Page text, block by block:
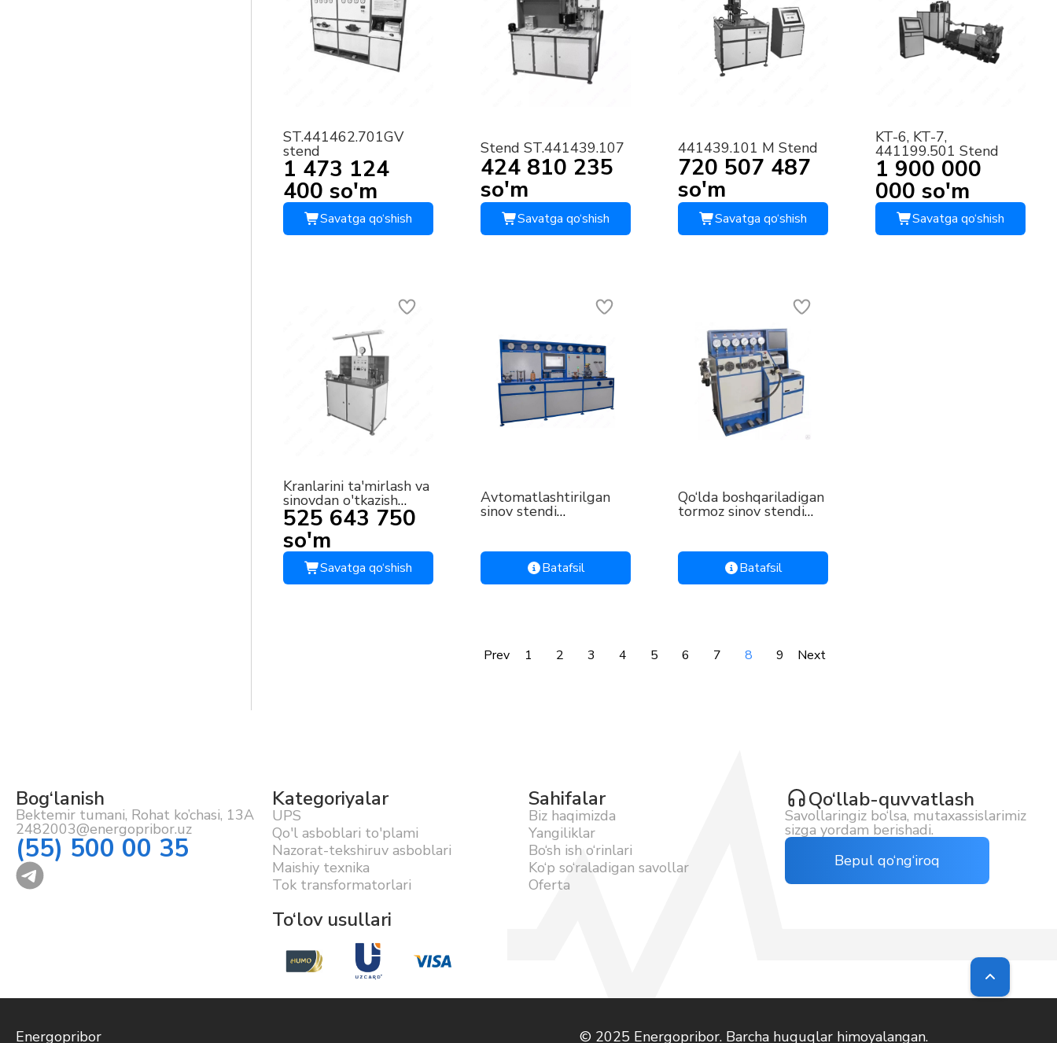
ST.441462.701GV
stend
1 473 124
400 so'm
Savatga qo‘shish
Stend ST.441439.107
424 810 235
so'm
Savatga qo‘shish
441439.101 M Stend
720 507 487
so'm
Savatga qo‘shish
KT-6, KT-7,
441199.501 Stend
1 900 000
000 so'm
Savatga qo‘shish
Kranlarini ta'mirlash va
sinovdan o'tkazish
uchun stend
TT.441419.702
525 643 750
so'm
Savatga qo‘shish
Avtomatlashtirilgan
sinov stendi
Batafsil
Qo‘lda boshqariladigan
tormoz sinov stendi
Batafsil
Prev 1 2 3 4 5 6 7 8 9 Next
Bog‘lanish
Bektemir tumani, Rohat ko’chasi, 13A
2482003@energopribor.uz
(55) 500 00 35
Kategoriyalar
UPS
Qo'l asboblari to'plami
Nazorat-tekshiruv asboblari
Maishiy texnika
Tok transformatorlari
Sahifalar
Biz haqimizda
Yangiliklar
Bo‘sh ish o‘rinlari
Ko‘p so‘raladigan savollar
Oferta
Qo‘llab-quvvatlash
Savollaringiz bo‘lsa, mutaxassislarimiz
sizga yordam berishadi.
Bepul qo‘ng‘iroq
To‘lov usullari
Energopribor © 2025 Energopribor. Barcha huquqlar himoyalangan.